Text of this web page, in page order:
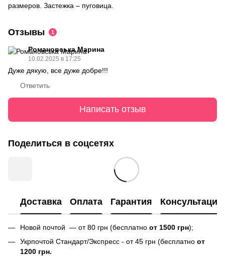
размеров. Застежка – пуговица.
Отзывы 1
Романовська Марина
10.02.2025 в 17:25
Дуже дякую, все дуже добре!!!
Ответить
Написать отзыв
Поделиться в соцсетях
Доставка Оплата Гарантия Консультация
Новой почтой — от 80 грн (бесплатно от 1500 грн);
Укрпочтой Стандарт/Экспресс - от 45 грн (бесплатно от
1200 грн.